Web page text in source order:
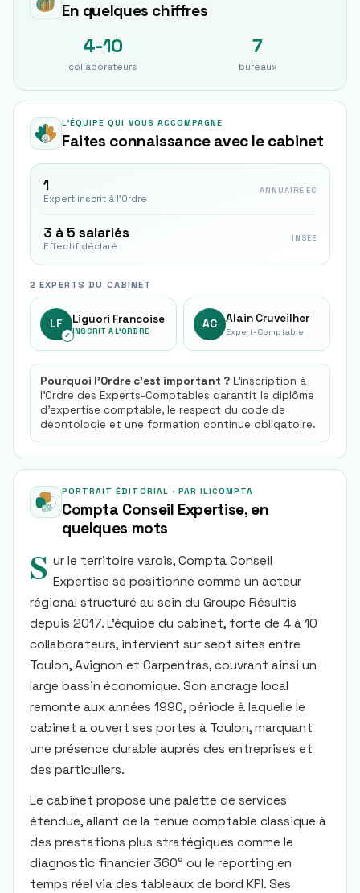
En quelques chiffres
4-10
collaborateurs
7
bureaux
L'ÉQUIPE QUI VOUS ACCOMPAGNE
Faites connaissance avec le cabinet
1
Expert inscrit à l'Ordre
ANNUAIRE EC
3 à 5 salariés
Effectif déclaré
INSEE
2 EXPERTS DU CABINET
LF
✓
Liguori Francoise
INSCRIT À L'ORDRE
AC Alain Cruveilher
Expert-Comptable
Pourquoi l'Ordre c'est important ? L'inscription à
l'Ordre des Experts-Comptables garantit le diplôme
d'expertise comptable, le respect du code de
déontologie et une formation continue obligatoire.
PORTRAIT ÉDITORIAL · PAR ILICOMPTA
Compta Conseil Expertise, en
quelques mots
S ur le territoire varois, Compta Conseil
Expertise se positionne comme un acteur
régional structuré au sein du Groupe Résultis
depuis 2017. L’équipe du cabinet, forte de 4 à 10
collaborateurs, intervient sur sept sites entre
Toulon, Avignon et Carpentras, couvrant ainsi un
large bassin économique. Son ancrage local
remonte aux années 1990, période à laquelle le
cabinet a ouvert ses portes à Toulon, marquant
une présence durable auprès des entreprises et
des particuliers.
Le cabinet propose une palette de services
étendue, allant de la tenue comptable classique à
des prestations plus stratégiques comme le
diagnostic financier 360° ou le reporting en
temps réel via des tableaux de bord KPI. Ses